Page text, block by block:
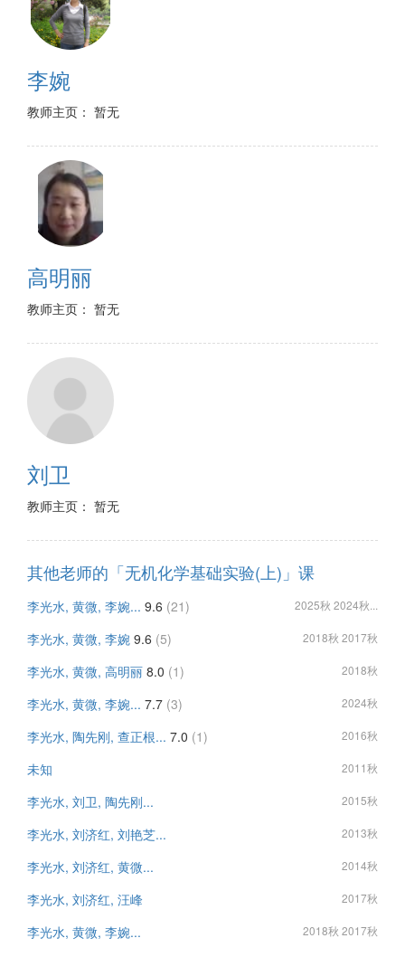
李婉
教师主页： 暂无
高明丽
教师主页： 暂无
刘卫
教师主页： 暂无
其他老师的「无机化学基础实验(上)」课
李光水, 黄微, 李婉... 9.6 (21) 2025秋 2024秋...
李光水, 黄微, 李婉 9.6 (5) 2018秋 2017秋
李光水, 黄微, 高明丽 8.0 (1) 2018秋
李光水, 黄微, 李婉... 7.7 (3) 2024秋
李光水, 陶先刚, 查正根... 7.0 (1) 2016秋
未知 2011秋
李光水, 刘卫, 陶先刚... 2015秋
李光水, 刘济红, 刘艳芝... 2013秋
李光水, 刘济红, 黄微... 2014秋
李光水, 刘济红, 汪峰 2017秋
李光水, 黄微, 李婉... 2018秋 2017秋